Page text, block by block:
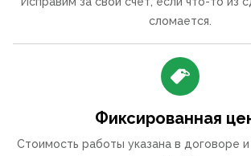
сломается.
Фиксированная
Стоимость работы указана в договоре